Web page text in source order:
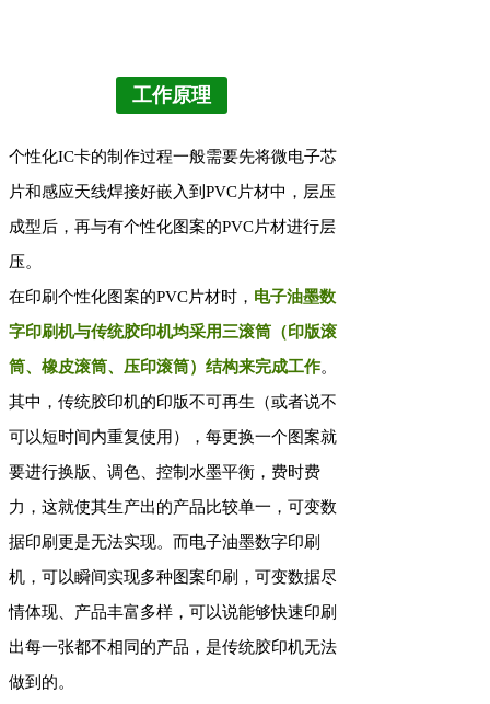
工作原理
个性化IC卡的制作过程一般需要先将微电子芯
片和感应天线焊接好嵌入到PVC片材中，层压
成型后，再与有个性化图案的PVC片材进行层
压。
在印刷个性化图案的PVC片材时， 电子油墨数
字印刷机与传统胶印机均采用三滚筒（印版滚
筒、橡皮滚筒、压印滚筒）结构来完成工作。
其中，传统胶印机的印版不可再生（或者说不
可以短时间内重复使用），每更换一个图案就
要进行换版、调色、控制水墨平衡，费时费
力，这就使其生产出的产品比较单一，可变数
据印刷更是无法实现。而电子油墨数字印刷
机，可以瞬间实现多种图案印刷，可变数据尽
情体现、产品丰富多样，可以说能够快速印刷
出每一张都不相同的产品，是传统胶印机无法
做到的。